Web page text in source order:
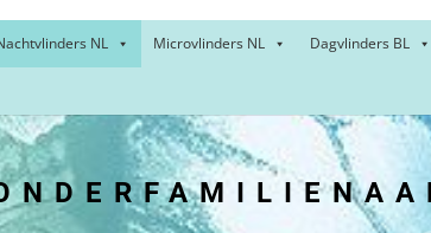
NL Microvlinders NL Dagvlinders BL